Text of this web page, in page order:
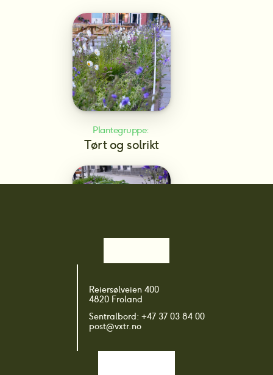
Plantegruppe:
Tørt og solrikt
Urbane miljøer og infrastruktur
Reiersølveien 400
4820 Froland
Sentralbord: +47 37 03 84 00
post@vxtr.no